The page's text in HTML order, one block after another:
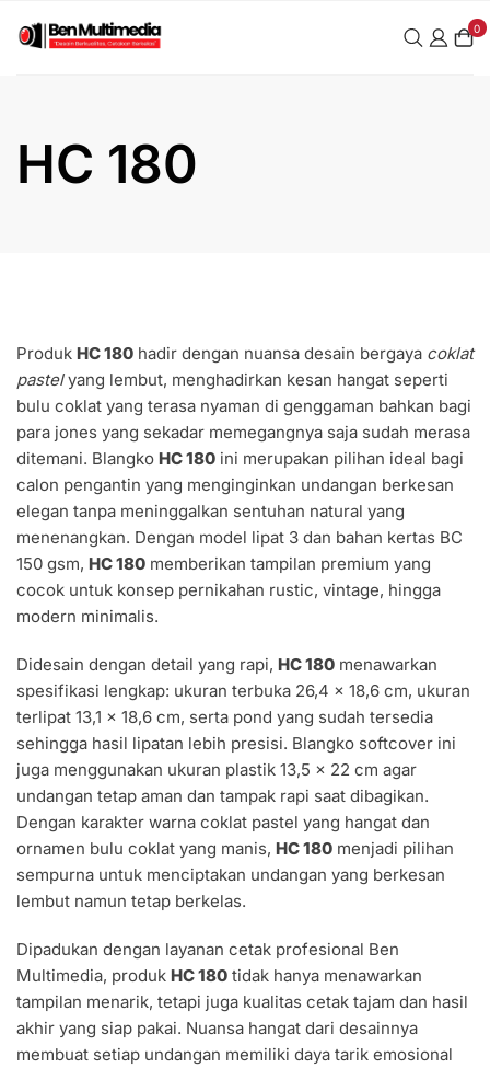
0
HC 180
Produk HC 180 hadir dengan nuansa desain bergaya coklat
pastelyang lembut, menghadirkan kesan hangat seperti
bulu coklat yang terasa nyaman di genggaman bahkan bagi
para jones yang sekadar memegangnya saja sudah merasa
ditemani. Blangko HC 180 ini merupakan pilihan ideal bagi
calon pengantin yang menginginkan undangan berkesan
elegan tanpa meninggalkan sentuhan natural yang
menenangkan. Dengan model lipat 3 dan bahan kertas BC
150 gsm, HC 180 memberikan tampilan premium yang
cocok untuk konsep pernikahan rustic, vintage, hingga
modern minimalis.
Didesain dengan detail yang rapi, HC 180 menawarkan
spesifikasi lengkap: ukuran terbuka 26,4 × 18,6 cm, ukuran
terlipat 13,1 × 18,6 cm, serta pond yang sudah tersedia
sehingga hasil lipatan lebih presisi. Blangko softcover ini
juga menggunakan ukuran plastik 13,5 × 22 cm agar
undangan tetap aman dan tampak rapi saat dibagikan.
Dengan karakter warna coklat pastel yang hangat dan
ornamen bulu coklat yang manis, HC 180 menjadi pilihan
sempurna untuk menciptakan undangan yang berkesan
lembut namun tetap berkelas.
Dipadukan dengan layanan cetak profesional Ben
Multimedia, produk HC 180 tidak hanya menawarkan
tampilan menarik, tetapi juga kualitas cetak tajam dan hasil
akhir yang siap pakai. Nuansa hangat dari desainnya
membuat setiap undangan memiliki daya tarik emosional